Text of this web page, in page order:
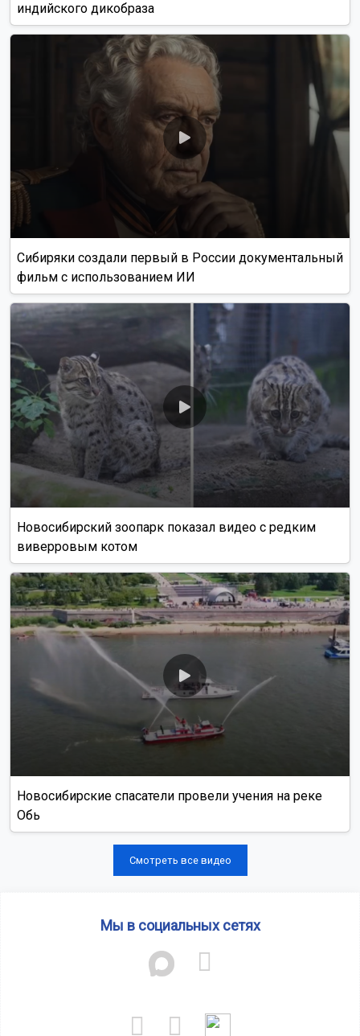
индийского дикобраза
Сибиряки создали первый в России документальный
фильм с использованием ИИ
Новосибирский зоопарк показал видео с редким
виверровым котом
Новосибирские спасатели провели учения на реке
Обь
Смотреть все видео
Мы в социальных сетях